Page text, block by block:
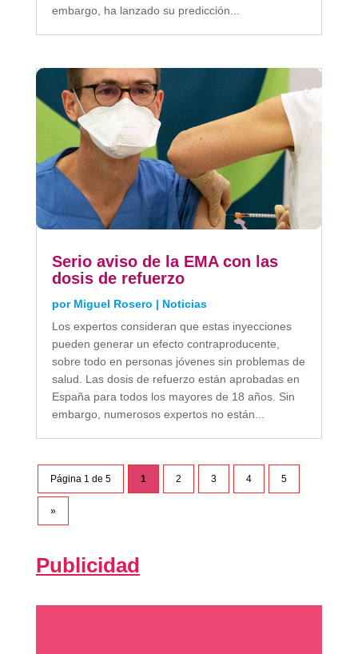
embargo, ha lanzado su predicción...
Serio aviso de la EMA con las
dosis de refuerzo
por Miguel Rosero | Noticias
Los expertos consideran que estas inyecciones
pueden generar un efecto contraproducente,
sobre todo en personas jóvenes sin problemas de
salud. Las dosis de refuerzo están aprobadas en
España para todos los mayores de 18 años. Sin
embargo, numerosos expertos no están...
Página 1 de 5 1 2 3 4 5
»
Publicidad